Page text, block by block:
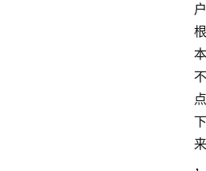
户
根
本
不
点
下
来
，